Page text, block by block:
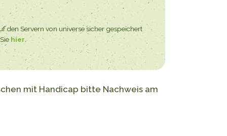
den Servern von universe sicher gespeichert
hier.
mit Handicap bitte Nachweis am